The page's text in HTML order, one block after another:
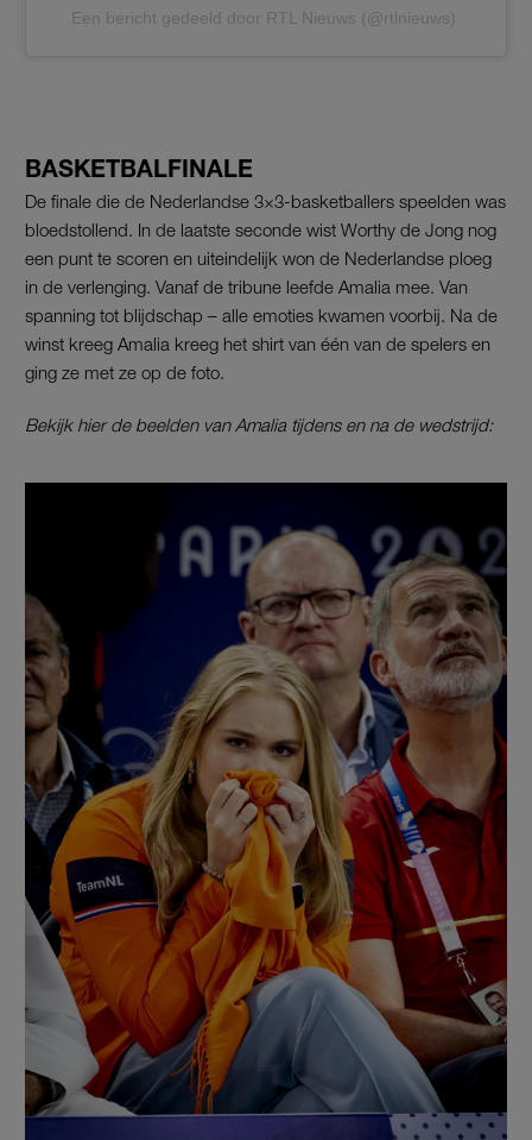
Een bericht gedeeld door RTL Nieuws (@rtlnieuws)
BASKETBALFINALE
De finale die de Nederlandse 3×3-basketballers speelden was
bloedstollend. In de laatste seconde wist Worthy de Jong nog
een punt te scoren en uiteindelijk won de Nederlandse ploeg
in de verlenging. Vanaf de tribune leefde Amalia mee. Van
spanning tot blijdschap – alle emoties kwamen voorbij. Na de
winst kreeg Amalia kreeg het shirt van één van de spelers en
ging ze met ze op de foto.
Bekijk hier de beelden van Amalia tijdens en na de wedstrijd: